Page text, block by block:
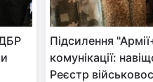
Підсилення
комунікації:
Реєстр